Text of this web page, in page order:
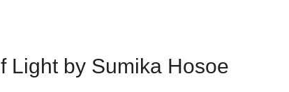
Light by Sumika Hosoe